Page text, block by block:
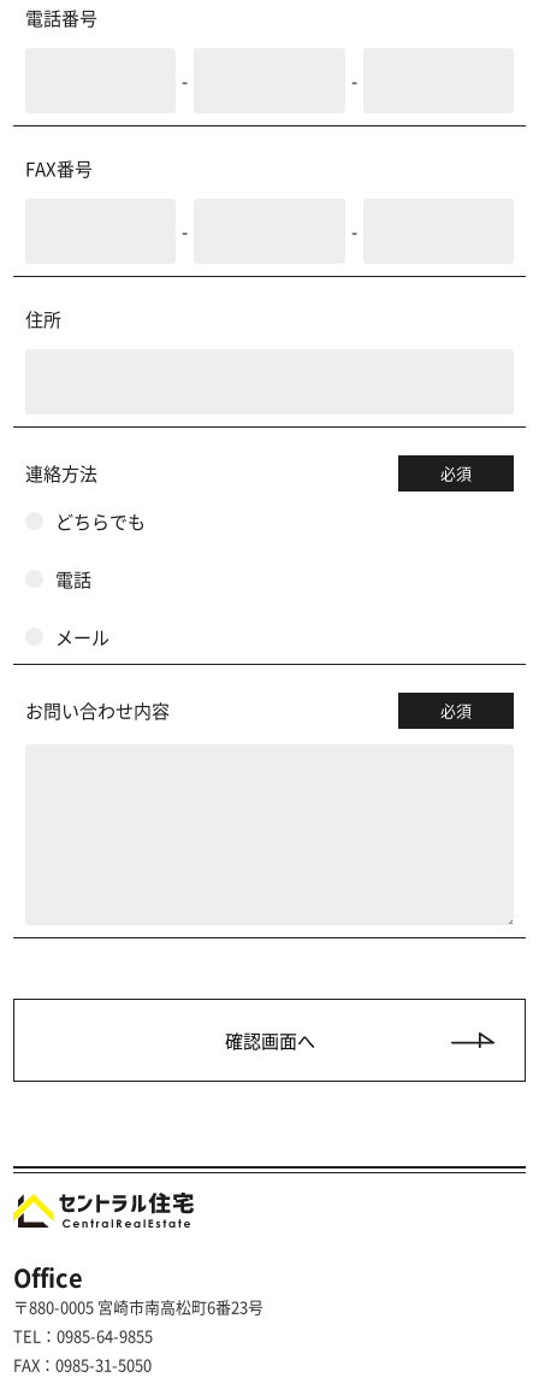
電話番号
- -
FAX番号
- -
住所
連絡方法 必須
どちらでも
電話
メール
お問い合わせ内容 必須
Office
〒880-0005 宮崎市南高松町6番23号
TEL：0985-64-9855
FAX：0985-31-5050